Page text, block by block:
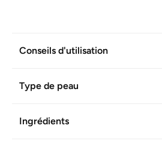
Réf. produit : 602625
Conseils d'utilisation
Type de peau
Ingrédients